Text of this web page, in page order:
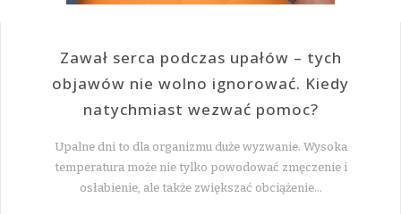
Zawał serca podczas upałów – tych
objawów nie wolno ignorować. Kiedy
natychmiast wezwać pomoc?
Upalne dni to dla organizmu duże wyzwanie. Wysoka
temperatura może nie tylko powodować zmęczenie i
osłabienie, ale także zwiększać obciążenie…